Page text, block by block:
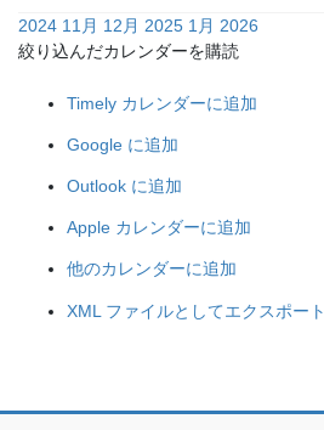
2024 11月 12月 2025 1月 2026
絞り込んだカレンダーを購読
Timely カレンダーに追加
Google に追加
Outlook に追加
Apple カレンダーに追加
他のカレンダーに追加
XML ファイルとしてエクスポート